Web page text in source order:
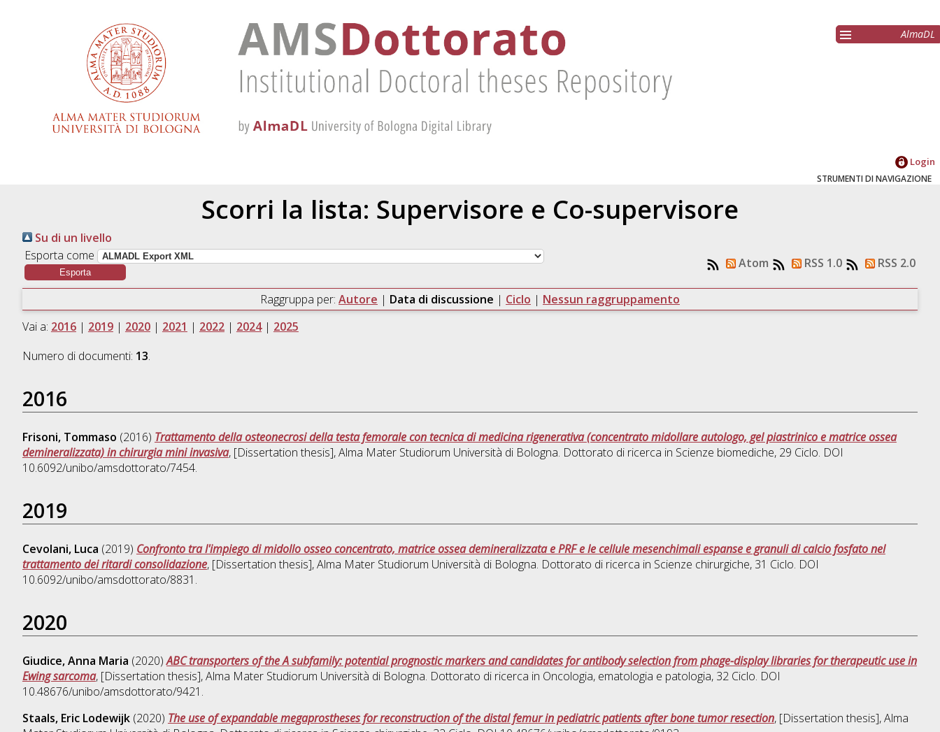
AlmaDL
Login
STRUMENTI DI NAVIGAZIONE
Scorri la lista: Supervisore e Co-supervisore
Su di un livello
Esporta come
Atom RSS 1.0 RSS 2.0
Raggruppa per: Autore | Data di discussione | Ciclo | Nessun raggruppamento
Vai a: 2016| 2019| 2020| 2021 | 2022| 2024| 2025
Numero di documenti: 13.
2016
Frisoni, Tommaso (2016) Trattamento della osteonecrosi della testa femorale con tecnica di medicina rigenerativa (concentrato midollare autologo, gel piastrinico e matrice ossea
demineralizzata) in chirurgia mini invasiva, [Dissertation thesis], Alma Mater Studiorum Università di Bologna. Dottorato di ricerca in Scienze biomediche, 29 Ciclo. DOI
10.6092/unibo/amsdottorato/7454.
2019
Cevolani, Luca (2019) Confronto tra l'impiego di midollo osseo concentrato, matrice ossea demineralizzata e PRF e le cellule mesenchimali espanse e granuli di calcio fosfato nel
trattamento dei ritardi consolidazione, [Dissertation thesis], Alma Mater Studiorum Università di Bologna. Dottorato di ricerca in Scienze chirurgiche, 31 Ciclo. DOI
10.6092/unibo/amsdottorato/8831.
2020
Giudice, Anna Maria (2020)ABC transporters of the A subfamily: potential prognostic markers and candidates for antibody selection from phage-display libraries for therapeutic use in
Ewing sarcoma, [Dissertation thesis], Alma Mater Studiorum Università di Bologna. Dottorato di ricerca in Oncologia, ematologia e patologia, 32 Ciclo. DOI
10.48676/unibo/amsdottorato/9421.
Staals, Eric Lodewijk(2020) The use of expandable megaprostheses for reconstruction of the distal femur in pediatric patients after bone tumor resection, [Dissertation thesis], Alma